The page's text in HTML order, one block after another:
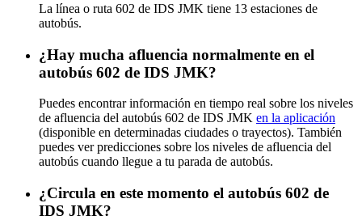
La línea o ruta 602 de IDS JMK tiene 13 estaciones de
autobús.
¿Hay mucha afluencia normalmente en el
autobús 602 de IDS JMK?
Puedes encontrar información en tiempo real sobre los niveles
de afluencia del autobús 602 de IDS JMK en la aplicación
(disponible en determinadas ciudades o trayectos). También
puedes ver predicciones sobre los niveles de afluencia del
autobús cuando llegue a tu parada de autobús.
¿Circula en este momento el autobús 602 de
IDS JMK?